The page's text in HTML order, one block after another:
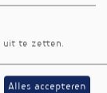
uit te zetten.
Alles accepteren